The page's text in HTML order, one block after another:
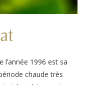
l’année 1996 est sa
chaude très